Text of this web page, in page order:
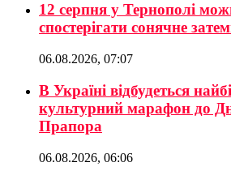
12 серпня у Тернополі
спостерігати сонячне
06.08.2026, 07:07
В Україні відбудеться
культурний марафон до
Прапора
06.08.2026, 06:06